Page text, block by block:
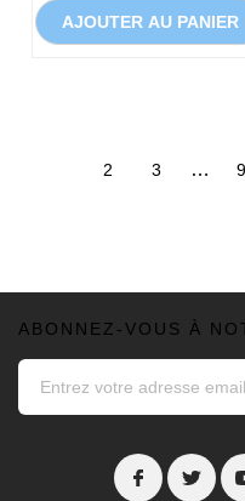
AJOUTER AU PANIER
2 3 … 9
ABONNEZ-VOUS À